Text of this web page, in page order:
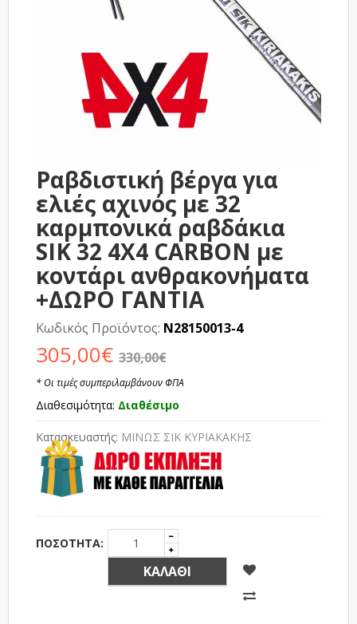
Ραβδιστική βέργα για
ελιές αχινός με 32
καρμπονικά ραβδάκια
SIK 32 4X4 CARBON με
κοντάρι ανθρακονήματα
+ΔΩΡΟ ΓΑΝΤΙΑ
Κωδικός Προϊόντος: N28150013-4
305,00€ 330,00€
* Οι τιμές συμπεριλαμβάνουν ΦΠΑ
Διαθεσιμότητα: Διαθέσιμο
Κατασκευαστής: ΜΙΝΩΣ ΣΙΚ ΚΥΡΙΑΚΑΚΗΣ
ΠΟΣΌΤΗΤΑ:
ΚΑΛΆΘΙ